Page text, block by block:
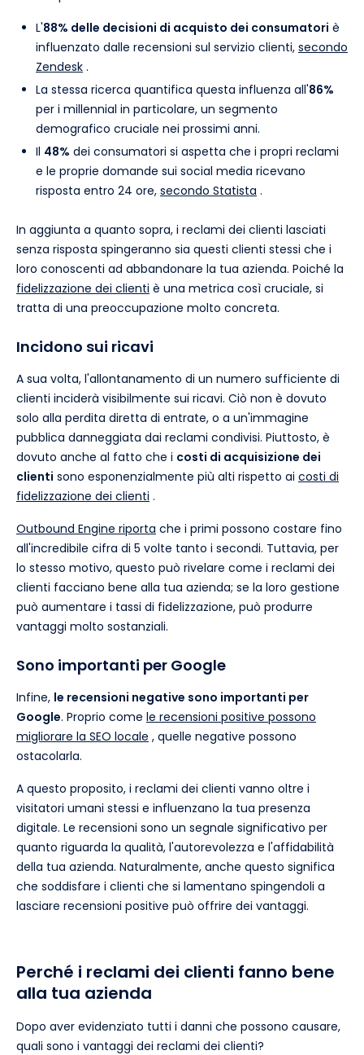
L'88% delle decisioni di acquisto dei consumatori è
influenzato dalle recensioni sul servizio clienti, secondo
Zendesk .
La stessa ricerca quantifica questa influenza all'86%
per i millennial in particolare, un segmento
demografico cruciale nei prossimi anni.
Il 48% dei consumatori si aspetta che i propri reclami
e le proprie domande sui social media ricevano
risposta entro 24 ore, secondo Statista .
In aggiunta a quanto sopra, i reclami dei clienti lasciati
senza risposta spingeranno sia questi clienti stessi che i
loro conoscenti ad abbandonare la tua azienda. Poiché la
fidelizzazione dei clienti è una metrica così cruciale, si
tratta di una preoccupazione molto concreta.
Incidono sui ricavi
A sua volta, l'allontanamento di un numero sufficiente di
clienti inciderà visibilmente sui ricavi. Ciò non è dovuto
solo alla perdita diretta di entrate, o a un'immagine
pubblica danneggiata dai reclami condivisi. Piuttosto, è
dovuto anche al fatto che i costi di acquisizione dei
clienti sono esponenzialmente più alti rispetto ai costi di
fidelizzazione dei clienti .
Outbound Engine riporta che i primi possono costare fino
all'incredibile cifra di 5 volte tanto i secondi. Tuttavia, per
lo stesso motivo, questo può rivelare come i reclami dei
clienti facciano bene alla tua azienda; se la loro gestione
può aumentare i tassi di fidelizzazione, può produrre
vantaggi molto sostanziali.
Sono importanti per Google
Infine, le recensioni negative sono importanti per
Google. Proprio come le recensioni positive possono
migliorare la SEO locale , quelle negative possono
ostacolarla.
A questo proposito, i reclami dei clienti vanno oltre i
visitatori umani stessi e influenzano la tua presenza
digitale. Le recensioni sono un segnale significativo per
quanto riguarda la qualità, l'autorevolezza e l'affidabilità
della tua azienda. Naturalmente, anche questo significa
che soddisfare i clienti che si lamentano spingendoli a
lasciare recensioni positive può offrire dei vantaggi.
Perché i reclami dei clienti fanno bene
alla tua azienda
Dopo aver evidenziato tutti i danni che possono causare,
quali sono i vantaggi dei reclami dei clienti?